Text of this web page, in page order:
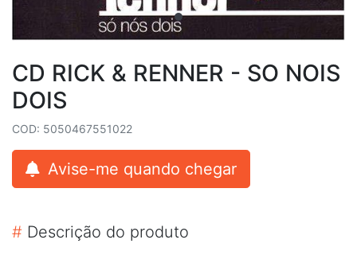
CD RICK & RENNER - SO NOIS
DOIS
COD: 5050467551022
Avise-me quando chegar
# Descrição do produto